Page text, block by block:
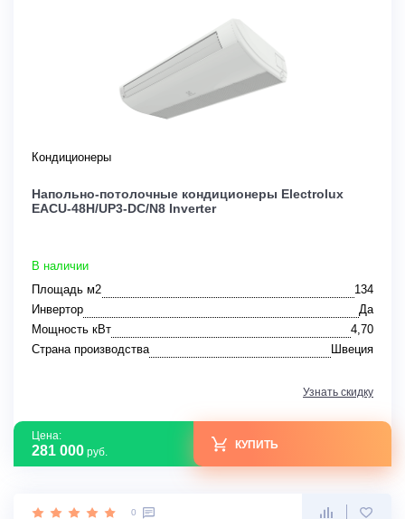
Кондиционеры
Напольно-потолочные кондиционеры Electrolux
EACU-48H/UP3-DC/N8 Inverter
В наличии
Площадь м2
134
Инвертор
Да
Мощность кВт
4,70
Страна производства
Швеция
Узнать скидку
Цена:
281 000 руб.
КУПИТЬ
0